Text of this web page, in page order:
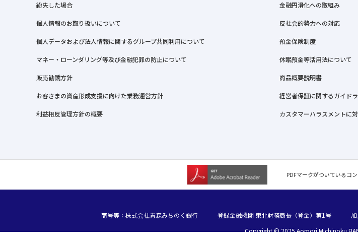
紛失した場合
個人情報のお取り扱いについて
個人データおよび法人情報に関するグループ共同利用について
マネー・ローンダリング等及び金融犯罪の防止について
販売勧誘方針
お客さまの資産形成支援に向けた業務運営方針
利益相反管理方針の概要
金融円滑化への取組み
反社会的勢力への対応
預金保険制度
休眠預金等活用法について
商品概要説明書
経営者保証に関するガイド
カスタマーハラスメントに
PDFマークがついているコ
商号等：株式会社青森みちのく銀行 登録金融機関 東北財務局長（登金）第1号
Copyright © 2025 Aomori Michinoku